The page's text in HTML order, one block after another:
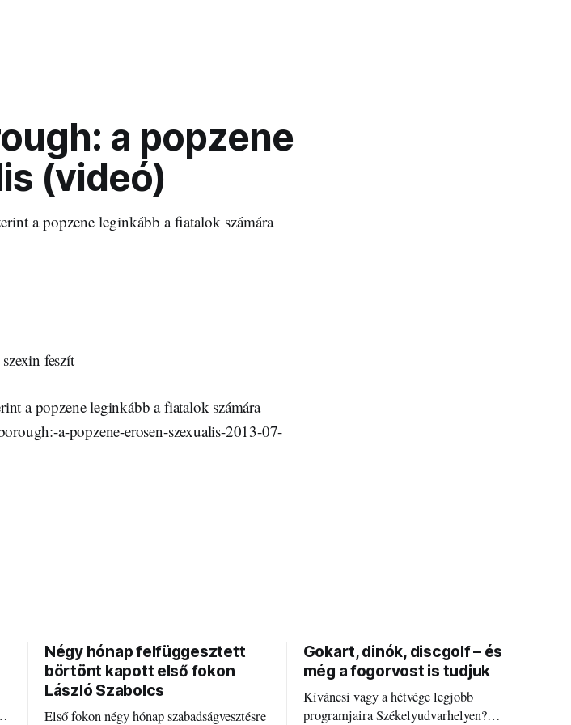
a popzene
(videó)
a popzene leginkább a fiatalok számára
a popzene leginkább a fiatalok számára
a-popzene-erosen-szexualis-2013-07-
Négy hónap felfüggesztett
börtönt kapott első fokon
László Szabolcs
Első fokon négy hónap szabadságvesztésre
Gokart, dinók, discgolf – és
még a fogorvost is tudjuk
Kíváncsi vagy a hétvége legjobb
programjaira Székelyudvarhelyen?